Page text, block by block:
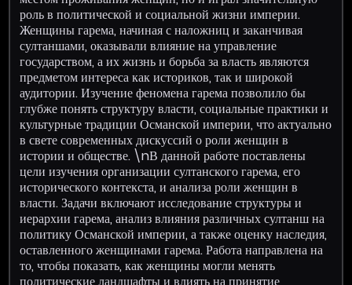
роль в политической и социальной жизни империи.
Женщины гарема, начиная с наложниц и заканчивая
султаншами, оказывали влияние на управление
государством, а их жизнь и борьба за власть являются
предметом интереса как историков, так и широкой
аудитории. Изучение феномена гарема позволило бы
глубже понять структуру власти, социальные практики и
культурные традиции Османской империи, что актуально
в свете современных дискуссий о роли женщин в
истории и обществе. \nВ данной работе поставлены
цели изучения организации султанского гарема, его
исторического контекста, и анализа роли женщин в
власти. Задачи включают исследование структуры и
иерархии гарема, анализ влияния различных султанш на
политику Османской империи, а также оценку наследия,
оставленного женщинами гарема. Работа направлена на
то, чтобы показать, как женщины могли менять
политические ландшафты и влиять на принятие